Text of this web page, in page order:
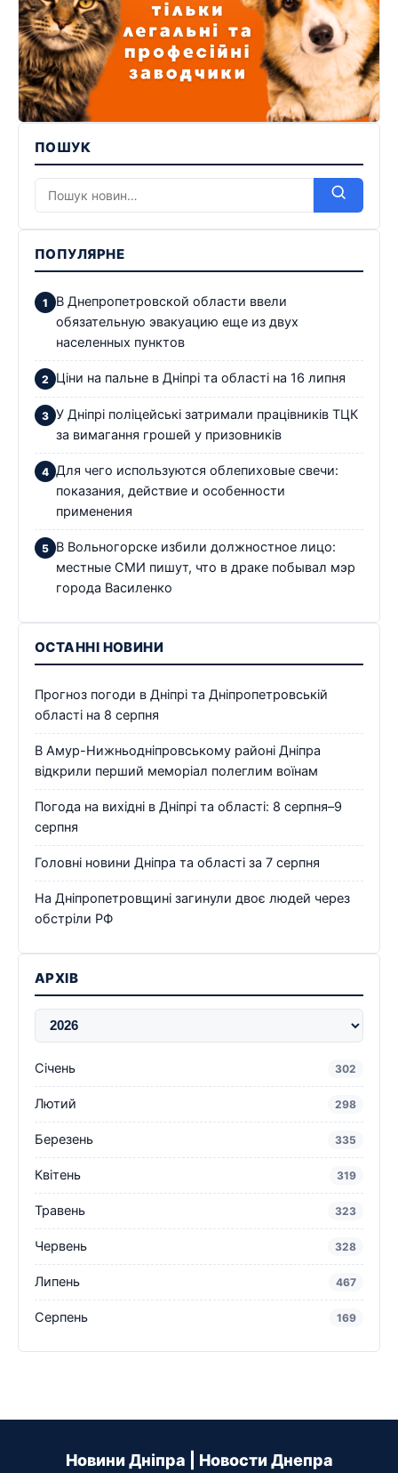
ПОШУК
ПОПУЛЯРНЕ
В Днепропетровской области ввели
обязательную эвакуацию еще из двух
населенных пунктов
Ціни на пальне в Дніпрі та області на 16 липня
У Дніпрі поліцейські затримали працівників ТЦК
за вимагання грошей у призовників
Для чего используются облепиховые свечи:
показания, действие и особенности
применения
В Вольногорске избили должностное лицо:
местные СМИ пишут, что в драке побывал мэр
города Василенко
ОСТАННІ НОВИНИ
Прогноз погоди в Дніпрі та Дніпропетровській
області на 8 серпня
В Амур-Нижньодніпровському районі Дніпра
відкрили перший меморіал полеглим воїнам
Погода на вихідні в Дніпрі та області: 8 серпня–9
серпня
Головні новини Дніпра та області за 7 серпня
На Дніпропетровщині загинули двоє людей через
обстріли РФ
АРХІВ
Січень 302
Лютий 298
Березень 335
Квітень 319
Травень 323
Червень 328
Липень 467
Серпень 169
Новини Дніпра | Новости Днепра